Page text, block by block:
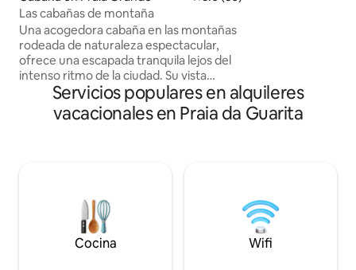
Las cabañas de montaña
Una acogedora cabaña en las montañas
rodeada de naturaleza espectacular,
ofrece una escapada tranquila lejos del
intenso ritmo de la ciudad. Su vista
privilegiada y las ventanas panorámicas
permiten vistas impresionantes de las
montañas y el bosque nativo. El interior
invitación para escapar de la rutina y
conectar con la naturaleza. Obs:
¡desayuno incluido!
unos 3 km de las
Servicios populares en alquileres
vacacionales en Praia da Guarita
Cocina Wifi